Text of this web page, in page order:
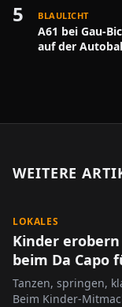
5 BLAULICHT
A61 bei Gau-
auf der
WEITERE
LOKALES
Kinder
beim Da Capo
Tanzen, springen,
Beim Kinder-